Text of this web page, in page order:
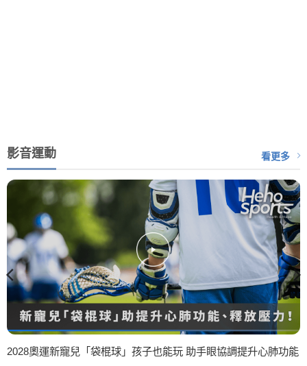
影音運動 看更多
2028奧運新寵兒「袋棍球」孩子也能玩 助手眼協調提升心肺功能